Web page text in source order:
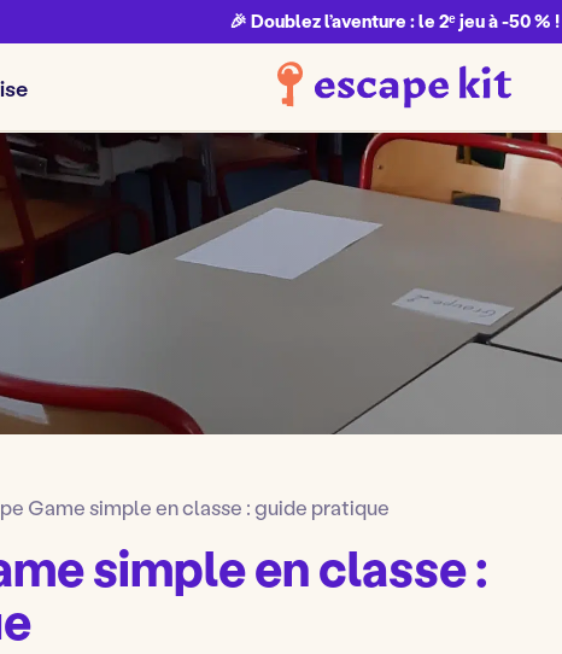
🎉 Doublez l’aventure : le 2ᵉ jeu à -50 % !
Game simple en classe : guide pratique
simple en classe :